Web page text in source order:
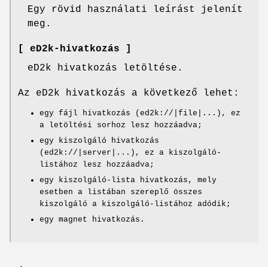
Egy rövid használati leírást jelenít
meg.
[ eD2k-hivatkozás ]
eD2k hivatkozás letöltése.
Az eD2k hivatkozás a következő lehet:
egy fájl hivatkozás (ed2k://|file|...), ez
a letöltési sorhoz lesz hozzáadva;
egy kiszolgáló hivatkozás
(ed2k://|server|...), ez a kiszolgáló-
listához lesz hozzáadva;
egy kiszolgáló-lista hivatkozás, mely
esetben a listában szereplő összes
kiszolgáló a kiszolgáló-listához adódik;
egy magnet hivatkozás.